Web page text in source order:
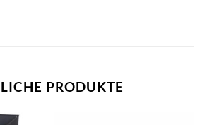
PRODUKTE